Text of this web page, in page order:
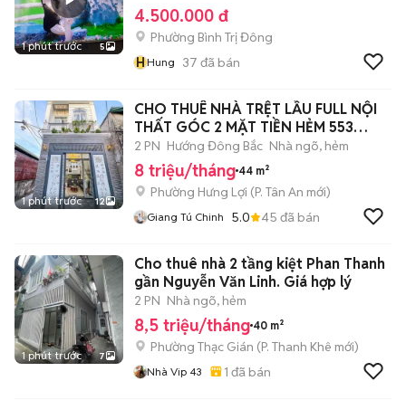
1 phút trước 5
4.500.000 đ
Phường Bình Trị Đông
HHung 37 đã bán
1 phút trước 12
CHO THUÊ NHÀ TRỆT LẦU FULL NỘI
THẤT GÓC 2 MẶT TIỀN HẺM 553
ĐƯỜNG 30/4
2 PN Hướng Đông Bắc Nhà ngõ, hẻm
8 triệu/tháng 44 m²
Phường Hưng Lợi (P. Tân An mới)
Giang Tú Chinh 5.0 45 đã bán
1 phút trước 7
Cho thuê nhà 2 tầng kiệt Phan Thanh
gần Nguyễn Văn Linh. Giá hợp lý
2 PN Nhà ngõ, hẻm
8,5 triệu/tháng 40 m²
Phường Thạc Gián (P. Thanh Khê mới)
Nhà Vip 43 1 đã bán